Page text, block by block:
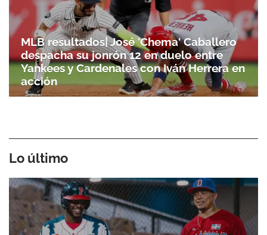
MLB resultados| José 'Chema' Caballero
despacha su jonrón 12 en duelo entre
Yankees y Cardenales con Iván Herrera en
acción
Lo último